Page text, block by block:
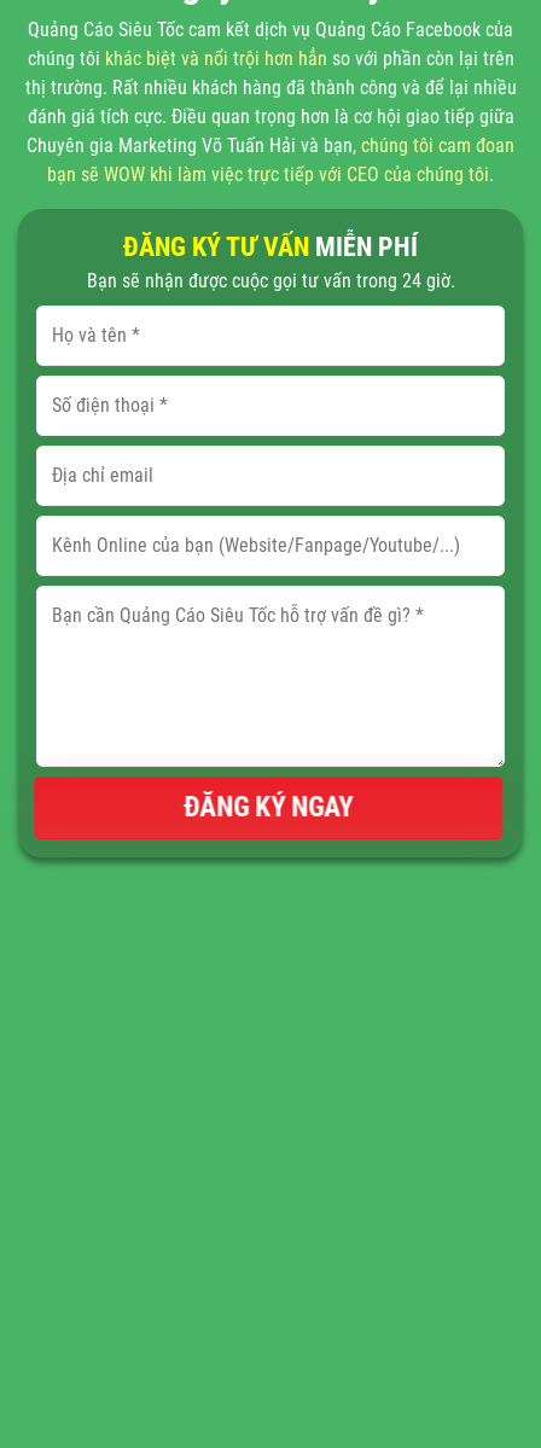
Quảng Cáo Siêu Tốc cam kết dịch vụ Quảng Cáo Facebook của
chúng tôi khác biệt và nổi trội hơn hẳn so với phần còn lại trên
thị trường. Rất nhiều khách hàng đã thành công và để lại nhiều
đánh giá tích cực. Điều quan trọng hơn là cơ hội giao tiếp giữa
Chuyên gia Marketing Võ Tuấn Hải và bạn, chúng tôi cam đoan
bạn sẽ WOW khi làm việc trực tiếp với CEO của chúng tôi.
ĐĂNG KÝ TƯ VẤN MIỄN PHÍ
Bạn sẽ nhận được cuộc gọi tư vấn trong 24 giờ.
ĐĂNG KÝ NGAY